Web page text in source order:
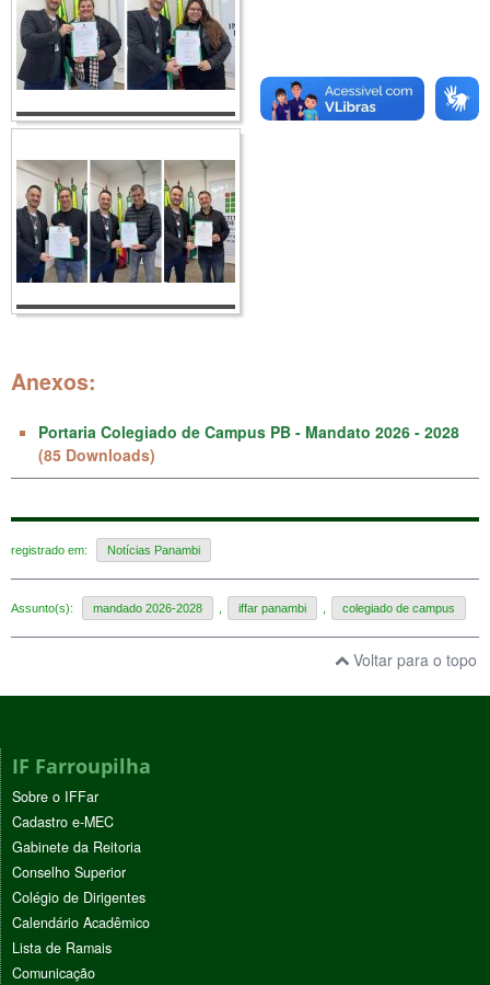
Anexos:
Portaria Colegiado de Campus PB - Mandato 2026 - 2028
(85 Downloads)
registrado em: Notícias Panambi
Assunto(s): mandado 2026-2028 iffar panambi colegiado de campus
Voltar para o topo
IF Farroupilha
Sobre o IFFar
Cadastro e-MEC
Gabinete da Reitoria
Conselho Superior
Colégio de Dirigentes
Calendário Acadêmico
Lista de Ramais
Comunicação